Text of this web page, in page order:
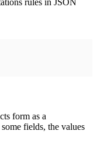
rules in JSON
form as a
fields, the values